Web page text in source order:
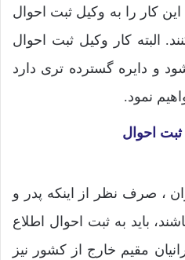
کار را به وکیل ثبت احوال
البته کار وکیل ثبت احوال
و دایره گسترده تری دارد
نمود.
احوال
، صرف نظر از اینکه پدر و
باید به ثبت احوال اطلاع
مقیم خارج از کشور نیز